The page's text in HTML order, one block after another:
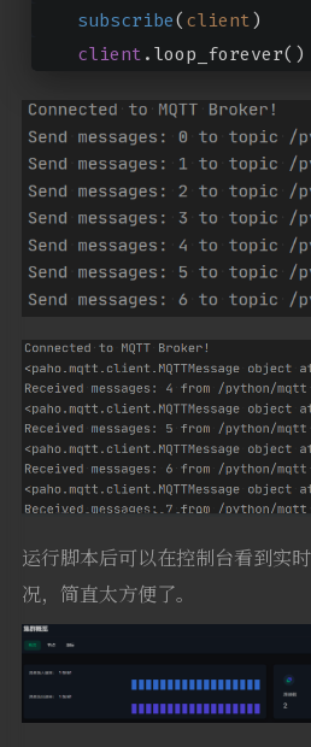
subscribe( client)
client .loop_forever()
运行脚本后可以在控制台看到实
况，简直太方便了。